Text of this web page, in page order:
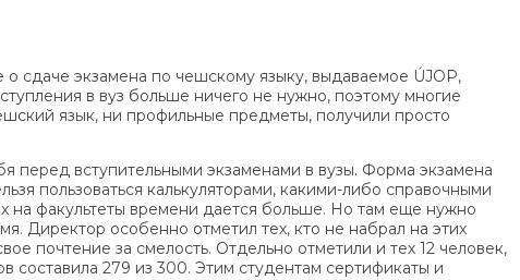
сдаче экзамена по чешскому языку, выдаваемое ÚJOP,
в вуз больше ничего не нужно, поэтому многие
язык, ни профильные предметы, получили просто
перед вступительными экзаменами в вузы. Форма экзамена
пользоваться калькуляторами, какими-либо справочными
на факультеты времени дается больше. Но там еще нужно
Директор особенно отметил тех, кто не набрал на этих
почтение за смелость. Отдельно отметили и тех 12 человек,
279 из 300. Этим студентам сертификаты и